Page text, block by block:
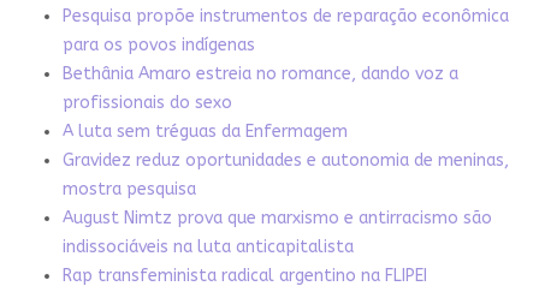
Pesquisa propõe instrumentos de reparação econômica
para os povos indígenas
Bethânia Amaro estreia no romance, dando voz a
profissionais do sexo
A luta sem tréguas da Enfermagem
Gravidez reduz oportunidades e autonomia de meninas,
mostra pesquisa
August Nimtz prova que marxismo e antirracismo são
indissociáveis na luta anticapitalista
Rap transfeminista radical argentino na FLIPEI